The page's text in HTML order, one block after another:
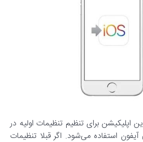
اپلیکیشن برای تنظیم تنظیمات اولیه در
آیفون استفاده می‌شود. اگر قبلا تنظیمات